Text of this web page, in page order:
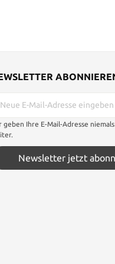
geben Ihre E-Mail-Adresse
Newsletter jetzt